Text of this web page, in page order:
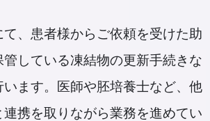
、患者様からご依頼を受けた助
している凍結物の更新手続きな
います。医師や胚培養士など、他
携を取りながら業務を進めてい